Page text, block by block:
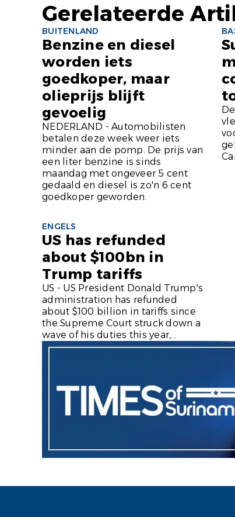
Gerelateerde
BUITENLAND
Benzine en diesel
worden iets
goedkoper, maar
olieprijs blijft
gevoelig
NEDERLAND - Automobilisten
betalen deze week weer iets
minder aan de pomp. De prijs van
een liter benzine is sinds
maandag met ongeveer 5 cent
gedaald en diesel is zo'n 6 cent
goedkoper geworden.
ENGELS
US has refunded
about $100bn in
Trump tariffs
US - US President Donald Trump's
administration has refunded
about $100 billion in tariffs since
the Supreme Court struck down a
wave of his duties this year,...